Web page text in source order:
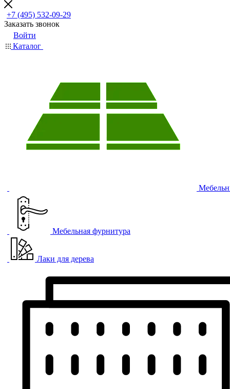
+7 (495) 532-09-29
Заказать звонок
Войти
Каталог
Мебельная фурнитура
Лаки для дерева